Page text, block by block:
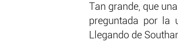
Tan grande, que
preguntada por la
Llegando de